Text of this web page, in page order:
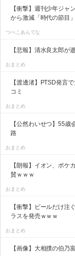
【衝撃】週刊少年ジ
から激減「時代の節目
つべこあんてな
【悲報】清水良太郎が
おまとめ
【渡邊渚】PTSD発言
コミ
おまとめ
【公然わいせつ】55
路
おまとめ
【朗報】イオン、ポ
賛ｗｗｗ
おまとめ
【衝撃】ビールだけ注
ラスを発売ｗｗｗ
おまとめ
【画像】大相撲の伯乃